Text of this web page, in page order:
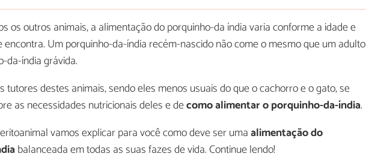
os outros animais, a alimentação do porquinho-da índia varia conforme a idade e
encontra. Um porquinho-da-índia recém-nascido não come o mesmo que um adulto
da-índia grávida.
tutores destes animais, sendo eles menos usuais do que o cachorro e o gato, se
as necessidades nutricionais deles e decomo alimentar o porquinho-da-índia.
vamos explicar para você como deve ser umaalimentação do
balanceada em todas as suas fazes de vida. Continue lendo!